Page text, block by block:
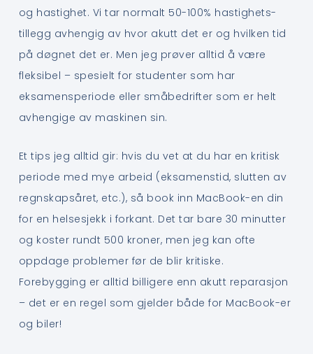
og hastighet. Vi tar normalt 50-100% hastighets-
tillegg avhengig av hvor akutt det er og hvilken tid
på døgnet det er. Men jeg prøver alltid å være
fleksibel – spesielt for studenter som har
eksamensperiode eller småbedrifter som er helt
avhengige av maskinen sin.
Et tips jeg alltid gir: hvis du vet at du har en kritisk
periode med mye arbeid (eksamenstid, slutten av
regnskapsåret, etc.), så book inn MacBook-en din
for en helsesjekk i forkant. Det tar bare 30 minutter
og koster rundt 500 kroner, men jeg kan ofte
oppdage problemer før de blir kritiske.
Forebygging er alltid billigere enn akutt reparasjon
– det er en regel som gjelder både for MacBook-er
og biler!